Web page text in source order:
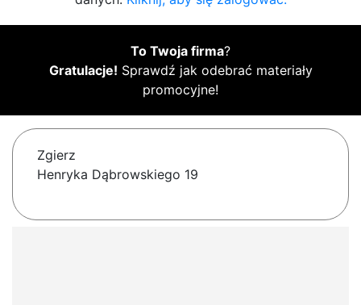
To Twoja firma?
Gratulacje! Sprawdź jak odebrać materiały
promocyjne!
Zgierz
Henryka Dąbrowskiego 19